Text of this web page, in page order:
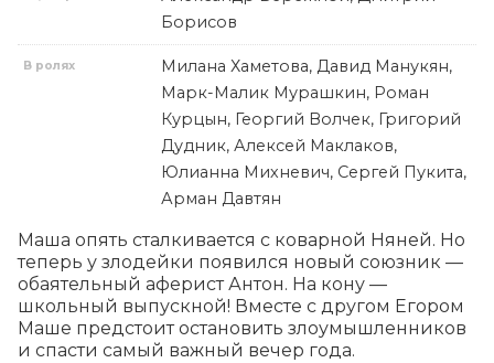
Борисов
В ролях
Милана Хаметова, Давид Манукян,
Марк-Малик Мурашкин, Роман
Курцын, Георгий Волчек, Григорий
Дудник, Алексей Маклаков,
Юлианна Михневич, Сергей Пукита,
Арман Давтян
Маша опять сталкивается с коварной Няней. Но
теперь у злодейки появился новый союзник —
обаятельный аферист Антон. На кону —
школьный выпускной! Вместе с другом Егором
Маше предстоит остановить злоумышленников
и спасти самый важный вечер года.